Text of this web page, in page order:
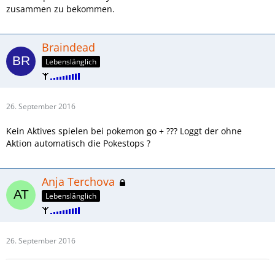
zusammen zu bekommen.
Braindead
Lebenslänglich
26. September 2016
Kein Aktives spielen bei pokemon go + ??? Loggt der ohne
Aktion automatisch die Pokestops ?
Anja Terchova
Lebenslänglich
26. September 2016